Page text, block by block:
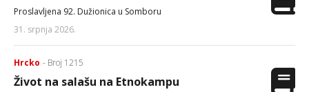
Proslavljena 92. Dužionica u Somboru
31. srpnja 2026.
Hrcko - Broj 1215
Život na salašu na Etnokampu